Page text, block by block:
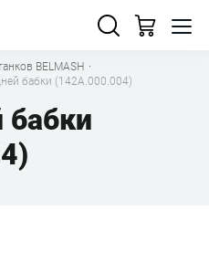
BELMASH ·
бабки (142A.000.004)
бабки